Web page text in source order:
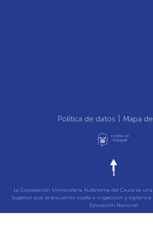
Política de datos Mapa
Hecho en
Popayán
La Corporación Universitaria Autónoma del Cauca es
Superior que se encuentra sujeta a inspección y
Educación Nacional.